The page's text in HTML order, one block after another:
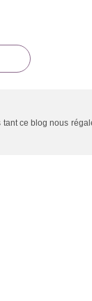
ce blog nous